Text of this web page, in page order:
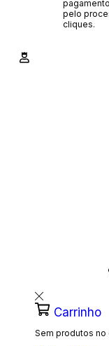
pelo
cliques.
Carrinho
Sem produtos no